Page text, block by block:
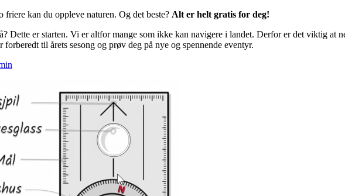
friere kan du oppleve naturen. Og det beste? Alt er helt gratis for deg!
Dette er starten. Vi er altfor mange som ikke kan navigere i landet. Derfor er det viktig at
til årets sesong og prøv deg på nye og spennende eventyr.